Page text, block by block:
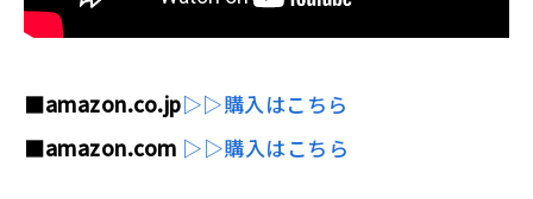
■amazon.co.jp▷▷購入はこちら
■amazon.com ▷▷購入はこちら